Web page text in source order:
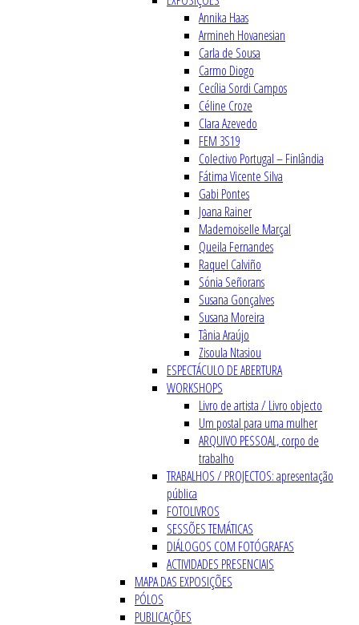
Annika Haas
Armineh Hovanesian
Carla de Sousa
Carmo Diogo
Cecília Sordi Campos
Céline Croze
Clara Azevedo
FEM 3S19
Colectivo Portugal – Finlândia
Fátima Vicente Silva
Gabi Pontes
Joana Rainer
Mademoiselle Marçal
Queila Fernandes
Raquel Calviño
Sónia Señorans
Susana Gonçalves
Susana Moreira
Tânia Araújo
Zisoula Ntasiou
ESPECTÁCULO DE ABERTURA
WORKSHOPS
Livro de artista / Livro objecto
Um postal para uma mulher
ARQUIVO PESSOAL, corpo de
trabalho
TRABALHOS / PROJECTOS: apresentação
pública
FOTOLIVROS
SESSÕES TEMÁTICAS
DIÁLOGOS COM FOTÓGRAFAS
ACTIVIDADES PRESENCIAIS
MAPA DAS EXPOSIÇÕES
PÓLOS
PUBLICAÇÕES